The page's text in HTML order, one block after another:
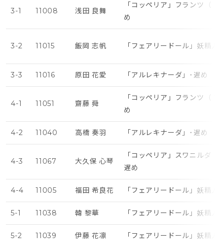
3-1 11008 浅田 良舞
「コッペリア」フランツ（
め
3-2 11015 飯岡 志帆 「フェアリードール」妖精
3-3 11016 原田 花愛 「アルレキナーダ」･遅め
4-1 11051 齋藤 舜
「コッペリア」フランツ（
め
4-2 11040 高橋 奏羽 「アルレキナーダ」･遅め
4-3 11067 大久保 心琴
「コッペリア」スワニルダ
遅め
4-4 11005 福田 希良花 「フェアリードール」妖精
5-1 11038 韓 黎華 「フェアリードール」妖精
5-2 11039 伊藤 花凛 「フェアリードール」妖精